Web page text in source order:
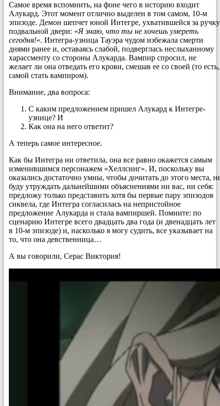
Самое время вспомнить, на фоне чего в историю входит
Алукард. Этот момент отлично выделен в том самом, 10-м
эпизоде. Демон шепчет юной Интегре, ухватившейся за ручку
подвальной двери: «Я знаю, что ты не хочешь умереть
сегодня!«. Интегра-узница Тауэра чудом избежала смерти
днями ранее и, оставаясь слабой, подверглась неслыханному
харассменту со стороны Алукарда. Вампир спросил, не
желает ли она отведать его крови, смешав ее со своей (то есть,
самой стать вампиром).
Внимание, два вопроса:
С каким предложением пришел Алукард к Интегре-
узнице? И
Как она на него ответит?
А теперь самое интересное.
Как бы Интегра ни ответила, она все равно окажется самым
изменившимся персонажем «Хеллсинг». И, поскольку вы
оказались достаточно умны, чтобы дочитать до этого места,
буду утруждать дальнейшими объяснениями ни вас, ни себя:
предложу только представить хотя бы первые пару эпизодов
сиквела, где Интегра согласилась на непристойное
предложение Алукарда и стала вампиршей. Помните: по
сценарию Интегре всего двадцать два года (и двенадцать лет
в 10-м эпизоде) и, насколько я могу судить, все указывает на
то, что она девственница…
А вы говорили, Серас Виктория!